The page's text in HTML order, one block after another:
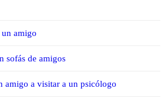
un amigo
sofás de amigos
amigo a visitar a un psicólogo